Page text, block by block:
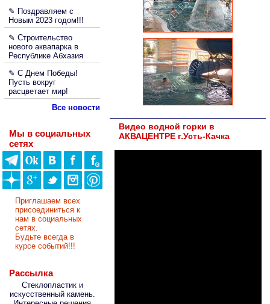
✎ Поздравляем с
Новым 2023 годом!!!
✎ Строительство
нового аквапарка в
Республике Абхазия
✎ С Днем Победы!
Пусть вокруг
расцветает мир!
Все новости
Мы в социальных
сетях
Приглашаем всех
присоединиться к
нам в социальных
сетях.
Будьте всегда в
курсе событий!!!
Рассылка
Стеклопластик и
искусственный камень.
Видео водной горки в
АКВАЦЕНТРЕ г.Усть-Качка